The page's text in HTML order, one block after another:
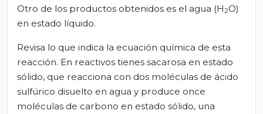
Otro de los productos obtenidos es el agua (H2O)
en estado líquido.
Revisa lo que indica la ecuación química de esta
reacción. En reactivos tienes sacarosa en estado
sólido, que reacciona con dos moléculas de ácido
sulfúrico disuelto en agua y produce once
moléculas de carbono en estado sólido, una